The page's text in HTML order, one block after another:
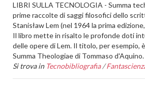
LIBRI SULLA TECNOLOGIA - Summa
prime raccolte di saggi filosofici dello
Stanisław Lem (nel 1964 la prima
Il libro mette in risalto le profonde doti
delle opere di Lem. Il titolo, per esempio,
Summa Theologiae di Tommaso d'Aquino.
Si trova in Tecnobibliografia /